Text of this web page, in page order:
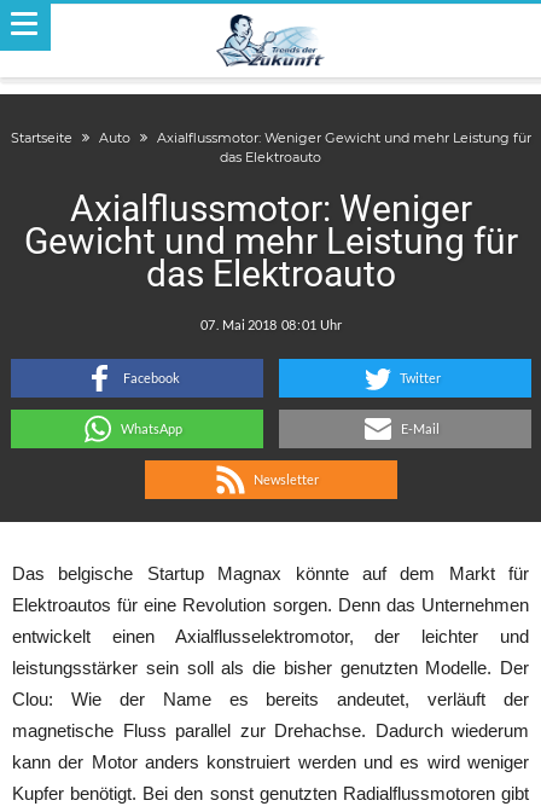
Startseite Auto
Axialflussmotor: Weniger Gewicht und mehr Leistung für
das Elektroauto
Axialflussmotor: Weniger
Gewicht und mehr Leistung für
das Elektroauto
:
Facebook Twitter
WhatsApp E-Mail
Newsletter
Das belgische Startup Magnax könnte auf dem Markt für
Elektroautos für eine Revolution sorgen. Denn das Unternehmen
entwickelt einen Axialflusselektromotor, der leichter und
leistungsstärker sein soll als die bisher genutzten Modelle. Der
Clou: Wie der Name es bereits andeutet, verläuft der
magnetische Fluss parallel zur Drehachse. Dadurch wiederum
kann der Motor anders konstruiert werden und es wird weniger
Kupfer benötigt. Bei den sonst genutzten Radialflussmotoren gibt